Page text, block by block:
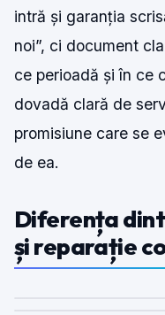
intră și garanția
noi”, ci document
ce perioadă și în ce
dovadă clară de
promisiune care se
de ea.
Diferența
și reparație